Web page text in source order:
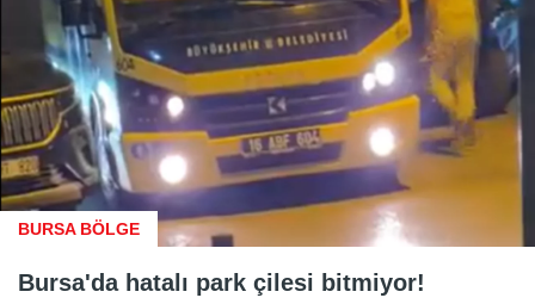
BURSA BÖLGE
Bursa'da hatalı park çilesi bitmiyor!